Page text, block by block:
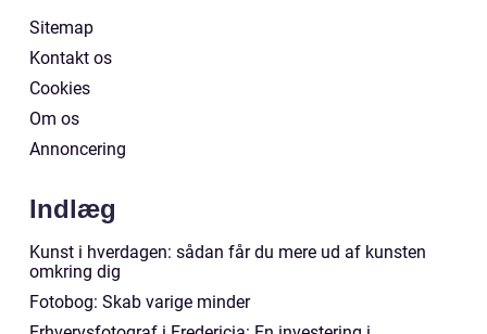
Sitemap
Kontakt os
Cookies
Om os
Annoncering
Indlæg
Kunst i hverdagen: sådan får du mere ud af kunsten
omkring dig
Fotobog: Skab varige minder